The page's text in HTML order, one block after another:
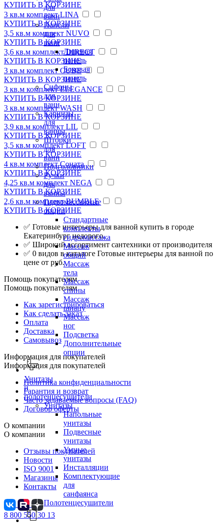
для
ванн
Панели
для
ванн
Лицевая
панель
Боковая
панель
Сифоны
для
ванн
Карнизы
для
ванны
Шторки
для
ванн
Подголовники
Ручки
для
ванны
Гидромассажные
опции
Стандартные
комплекты
гидромассажа
Массаж
общий
Массаж
тела
Массаж
спины
Массаж
шиацу
Массаж
ног
Подсветка
Дополнительные
опции
Унитазы
и
полотенцесушители
Унитазы
Напольные
унитазы
Подвесные
унитазы
Умные
унитазы
Инсталляции
Комплектующие
для
санфаянса
Полотенцесушители
КУПИТЬ В КОРЗИНЕ
3 кв.м комплект LINA
КУПИТЬ В КОРЗИНЕ
3,5 кв.м комплект NUVO
КУПИТЬ В КОРЗИНЕ
3,6 кв.м комплект DIRECT
КУПИТЬ В КОРЗИНЕ
3 кв.м комплект CUBE
КУПИТЬ В КОРЗИНЕ
3 кв.м комплект ELEGANCE
КУПИТЬ В КОРЗИНЕ
3 кв.м комплект WASH
КУПИТЬ В КОРЗИНЕ
3,9 кв.м комплект LIL
КУПИТЬ В КОРЗИНЕ
3,5 кв.м комплект LOFT
КУПИТЬ В КОРЗИНЕ
4 кв.м комплект Соната
КУПИТЬ В КОРЗИНЕ
4,25 кв.м комплект NEGA
КУПИТЬ В КОРЗИНЕ
2,6 кв.м комплект BUMBLE
КУПИТЬ В КОРЗИНЕ
✅ Готовые интерьеры для ванной купить в городе
Екатеринбург недорого.
✅ Широкий ассортимент сантехники от производителя
✅ 0 видов в каталоге Готовые интерьеры для ванной по
цене от руб.
Помощь покупателям
Помощь покупателям
Как зарегистрироваться
Как сделать заказ
Оплата
Доставка
Самовывоз
Информация для покупателей
Информация для покупателей
Политика конфиденциальности
Гарантия и возврат
Часто задаваемые вопросы (FAQ)
Договор оферты
О компании
О компании
Отзывы покупателей
Новости
ISO 9001
Магазины
Контакты
8 800 550 30 13